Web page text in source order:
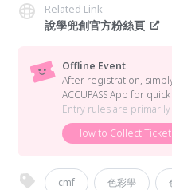
Related Link
說學兜創官方粉絲頁
Offline Event
After registration,
ACCUPASS App for
Entry rules are
How to Collect
cmf 色彩學